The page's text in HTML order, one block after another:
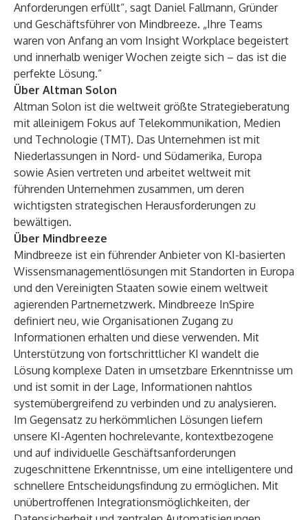
Anforderungen erfüllt“, sagt Daniel Fallmann, Gründer
und Geschäftsführer von Mindbreeze. „Ihre Teams
waren von Anfang an vom Insight Workplace begeistert
und innerhalb weniger Wochen zeigte sich – das ist die
perfekte Lösung.“
Über Altman Solon
Altman Solon ist die weltweit größte Strategieberatung
mit alleinigem Fokus auf Telekommunikation, Medien
und Technologie (TMT). Das Unternehmen ist mit
Niederlassungen in Nord- und Südamerika, Europa
sowie Asien vertreten und arbeitet weltweit mit
führenden Unternehmen zusammen, um deren
wichtigsten strategischen Herausforderungen zu
bewältigen.
Über Mindbreeze
Mindbreeze ist ein führender Anbieter von KI-basierten
Wissensmanagementlösungen mit Standorten in Europa
und den Vereinigten Staaten sowie einem weltweit
agierenden Partnernetzwerk. Mindbreeze InSpire
definiert neu, wie Organisationen Zugang zu
Informationen erhalten und diese verwenden. Mit
Unterstützung von fortschrittlicher KI wandelt die
Lösung komplexe Daten in umsetzbare Erkenntnisse um
und ist somit in der Lage, Informationen nahtlos
systemübergreifend zu verbinden und zu analysieren.
Im Gegensatz zu herkömmlichen Lösungen liefern
unsere KI-Agenten hochrelevante, kontextbezogene
und auf individuelle Geschäftsanforderungen
zugeschnittene Erkenntnisse, um eine intelligentere und
schnellere Entscheidungsfindung zu ermöglichen. Mit
unübertroffenen Integrationsmöglichkeiten, der